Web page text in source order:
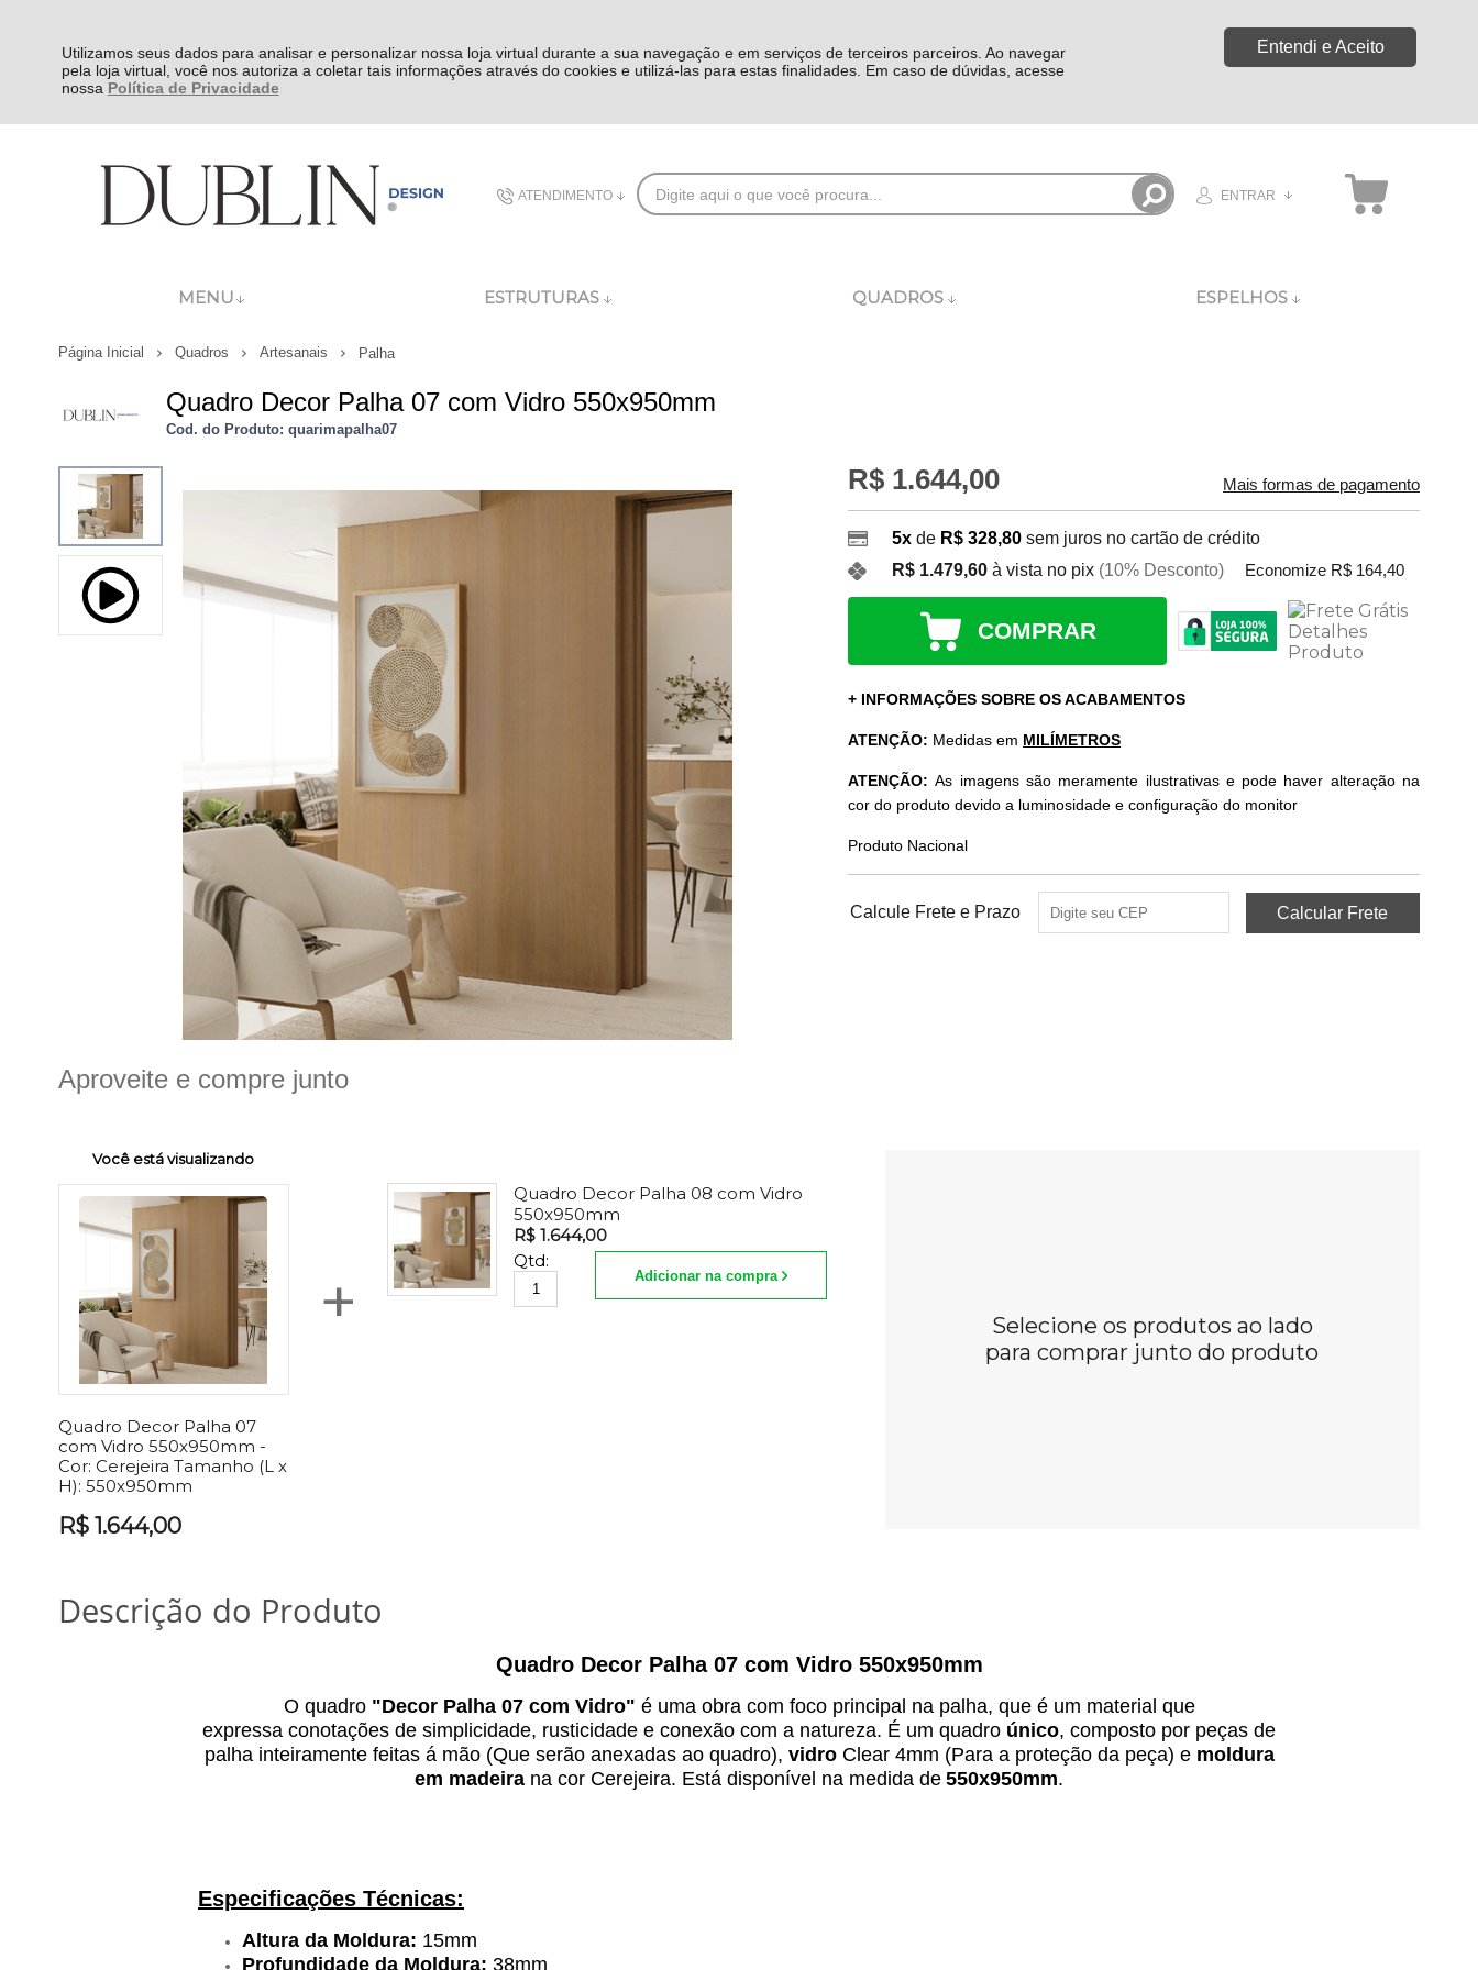
Utilizamos seus dados para analisar e personalizar nossa loja virtual durante a sua navegação e em serviços de terceiros parceiros. Ao navegar
pela loja virtual, você nos autoriza a coletar tais informações através do cookies e utilizá-las para estas finalidades. Em caso de dúvidas, acesse
nossa Política de Privacidade
Entendi e Aceito
ATENDIMENTO ENTRAR
MENU ESTRUTURAS QUADROS ESPELHOS
Página Inicial Quadros Artesanais Palha
Quadro Decor Palha 07 com Vidro 550x950mm
Cod. do Produto: quarimapalha07
R$ 1.644,00 Mais formas de pagamento
5x de R$ 328,80 sem juros no cartão de crédito
R$ 1.479,60à vista no pix (10% Desconto) Economize R$ 164,40
COMPRAR
+ INFORMAÇÕES SOBRE OS ACABAMENTOS
ATENÇÃO: Medidas em MILÍMETROS
ATENÇÃO:As imagens são meramente ilustrativas e pode haver alteração na
cor do produto devido a luminosidade e configuração do monitor
Produto Nacional
Calcule Frete e Prazo
Aproveite e compre junto
Você está visualizando
Quadro Decor Palha 07
com Vidro 550x950mm -
Cor: Cerejeira Tamanho (L x
H): 550x950mm
R$ 1.644,00
+
Quadro Decor Palha 08 com Vidro
550x950mm
R$ 1.644,00
Qtd:
Adicionar na compra
Selecione os produtos ao lado
para comprar junto do produto
Descrição do Produto
Quadro Decor Palha 07 com Vidro 550x950mm
O quadro "Decor Palha 07 com Vidro" é uma obra com foco principal na palha, que é um material que
expressa conotações de simplicidade, rusticidade e conexão com a natureza. É um quadro único, composto por peças de
palha inteiramente feitas á mão (Que serão anexadas ao quadro), vidroClear 4mm (Para a proteção da peça) e moldura
em madeira na cor Cerejeira. Está disponível na medida de 550x950mm.
Especificações Técnicas:
Altura da Moldura: 15mm
Profundidade da Moldura: 38mm